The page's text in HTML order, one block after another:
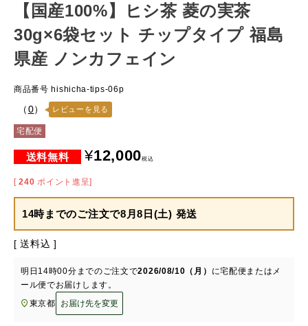
【国産100%】ヒシ茶 菱の実茶
30g×6袋セット チップタイプ 福島
県産 ノンカフェイン
商品番号 hishicha-tips-06p
（0） レビューを見る
宅配便
¥12,000税込
[ 240 ポイント進呈]
14時までのご注文で8月8日(土) 発送
送料込
明日 14時00分 までのご注文で2026/08/10（月） に宅配便またはメ
ール便でお届けします。
東京都
お届け先を変更